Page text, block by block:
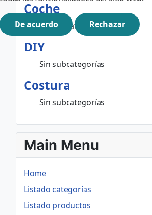
Coche
Sin subcategorías
DIY
Sin subcategorías
Costura
Sin subcategorías
Main Menu
Home
Listado categorías
Listado productos
De acuerdo Rechazar